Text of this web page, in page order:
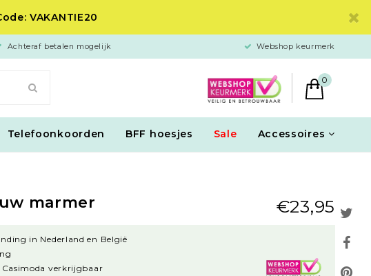
VAKANTIE20
Achteraf betalen mogelijk Webshop keurmerk
0
Telefoonkoorden BFF hoesjes Sale Accessoires
marmer €23,95
in Nederland en België
Casimoda verkrijgbaar